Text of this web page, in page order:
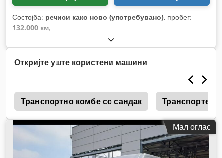
Состојба: речиси како ново (употребувано), пробег:
132.000 км,
Откријте уште користени машини
Транспортно комбе со сандак Транспортер
Мал оглас